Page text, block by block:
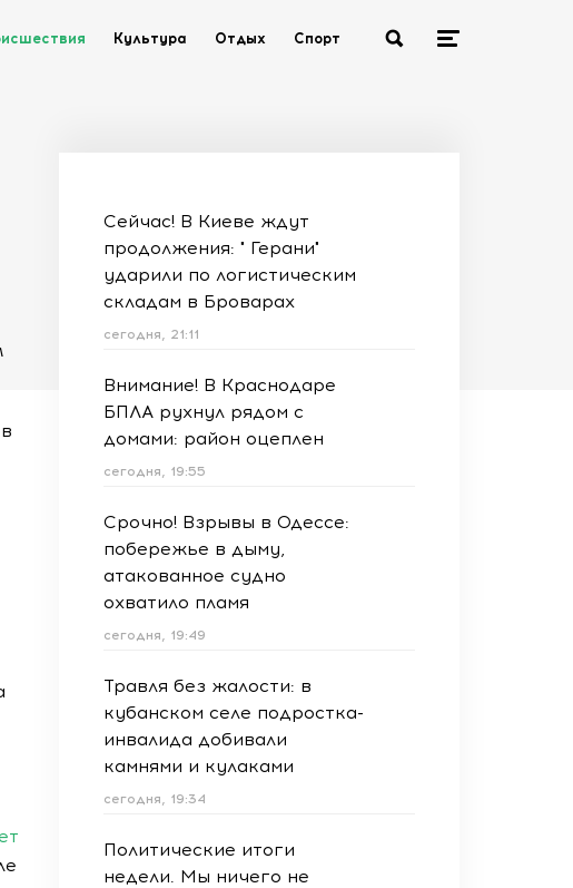
Культура Отдых Спорт
Сейчас! В Киеве ждут
продолжения: " Герани"
ударили по логистическим
складам в Броварах
сегодня, 21:11
Внимание! В Краснодаре
БПЛА рухнул рядом с
домами: район оцеплен
сегодня, 19:55
Срочно! Взрывы в Одессе:
побережье в дыму,
атакованное судно
охватило пламя
сегодня, 19:49
Травля без жалости: в
кубанском селе подростка-
инвалида добивали
камнями и кулаками
сегодня, 19:34
Политические итоги
недели. Мы ничего не